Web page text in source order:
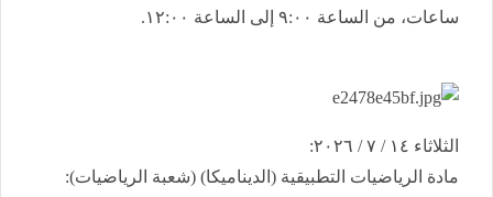
ساعات، من الساعة ٩:٠٠ إلى الساعة ١٢:٠٠.
​الثلاثاء ١٤ / ٧ / ٢٠٢٦:
​مادة الرياضيات التطبيقية (الديناميكا) (شعبة الرياضيات):